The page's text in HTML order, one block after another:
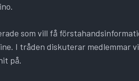
som vill få
I tråden diskuterar medlemmar
på.